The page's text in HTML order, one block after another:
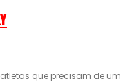
que precisam de um